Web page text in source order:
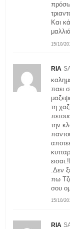
15/10/
Και
RIA
15/10/
παει
τη
την
.Δεν
πω
σου
RIA